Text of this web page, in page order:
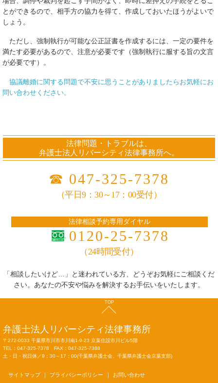
とができるので、相手方の協力を得て、作成しておいたほうがよいで
しょう。
ただし、強制執行が可能な公正証書を作成するには、一定の要件を
満たす必要があるので、注意が必要です（強制執行に服する旨の文言
が必要です）。
協議離婚に関する問題で不安に思うことがありましたらお気軽にお
問い合わせください。
法律問題・トラブルは、
弁護士法人リバーシティ法律事務所へ。
☎ 047-325-7378
（平日9：30～17：00受付）
法律相談予約専用ダイヤル
0120-25-7378
（24時間受付）
「相談したいけど…」と迷われている方、どうぞお気軽にご相談くだ
さい。あなたの不安や悩みを解決するお手伝いをいたします。
TOP
弁護士法人 リバーシティ法律事務所
〒272-0033 千葉県市川市市川南1-9-23 京葉住設市川ビル5階
TEL：047-325-7378 FAX：047-325-7388
土・日・祝日休／9：30～17：00(千葉県弁護士会、千葉県弁護士会京葉支部)
サイトマップ プライバシーポリシー お問い合わせ